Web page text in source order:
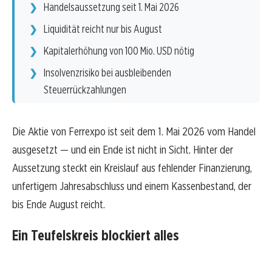
Handelsaussetzung seit 1. Mai 2026
Liquidität reicht nur bis August
Kapitalerhöhung von 100 Mio. USD nötig
Insolvenzrisiko bei ausbleibenden
Steuerrückzahlungen
Die Aktie von Ferrexpo ist seit dem 1. Mai 2026 vom Handel
ausgesetzt — und ein Ende ist nicht in Sicht. Hinter der
Aussetzung steckt ein Kreislauf aus fehlender Finanzierung,
unfertigem Jahresabschluss und einem Kassenbestand, der
bis Ende August reicht.
Ein Teufelskreis blockiert alles